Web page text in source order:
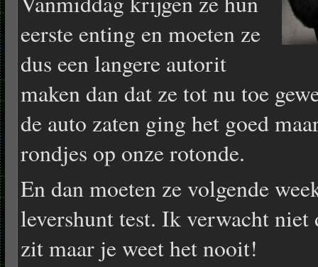
eerste enting en moeten ze
dus een langere autorit
maken dan dat ze tot nu toe
de auto zaten ging het goed
rondjes op onze rotonde.
En dan moeten ze volgende
levershunt test. Ik verwacht
zit maar je weet het nooit!